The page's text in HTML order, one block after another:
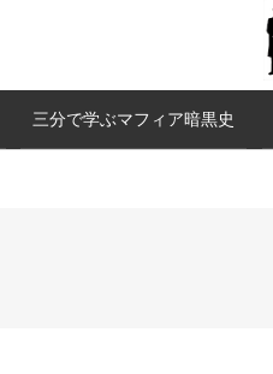
三分で学ぶマフィア暗黒史